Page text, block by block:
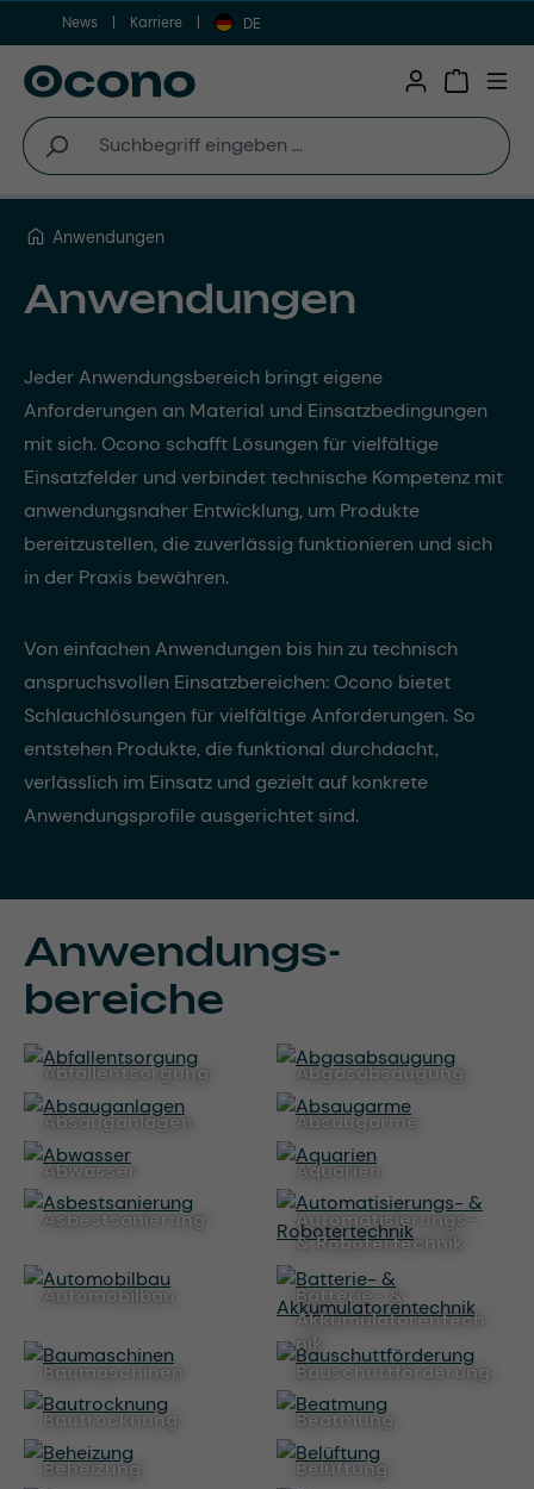
Zum Hauptinhalt springen
News Karriere DE
Anwendungen
Anwendungen
Jeder Anwendungsbereich bringt eigene
Anforderungen an Material und Einsatzbedingungen
mit sich. Ocono schafft Lösungen für vielfältige
Einsatzfelder und verbindet technische Kompetenz mit
anwendungsnaher Entwicklung, um Produkte
bereitzustellen, die zuverlässig funktionieren und sich
in der Praxis bewähren.
Von einfachen Anwendungen bis hin zu technisch
anspruchsvollen Einsatzbereichen: Ocono bietet
Schlauchlösungen für vielfältige Anforderungen. So
entstehen Produkte, die funktional durchdacht,
verlässlich im Einsatz und gezielt auf konkrete
Anwendungsprofile ausgerichtet sind.
Anwendungs­
bereiche
Abfallentsorgung
Abgasabsaugung
Absauganlagen
Absaugarme
Abwasser
Aquarien
Asbestsanierung
Automatisierungs-
& Robotertechnik
Automobilbau
Batterie- &
Akkumulatorentech
nik
Baumaschinen
Bauschuttförderung
Bautrocknung
Beatmung
Beheizung
Belüftung